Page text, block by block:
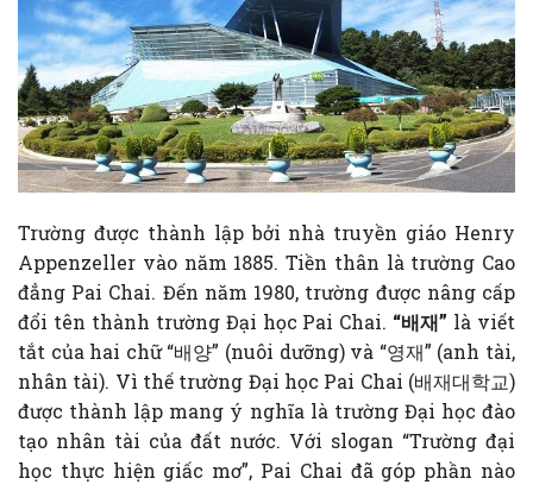
Trường được thành lập bởi nhà truyền giáo Henry
Appenzeller vào năm 1885. Tiền thân là trường Cao
đẳng Pai Chai. Đến năm 1980, trường được nâng cấp
đổi tên thành trường Đại học Pai Chai. “배재” là viết
tắt của hai chữ “배양” (nuôi dưỡng) và “영재” (anh tài,
nhân tài). Vì thế trường Đại học Pai Chai (배재대학교)
được thành lập mang ý nghĩa là trường Đại học đào
tạo nhân tài của đất nước. Với slogan “Trường đại
học thực hiện giấc mơ”, Pai Chai đã góp phần nào